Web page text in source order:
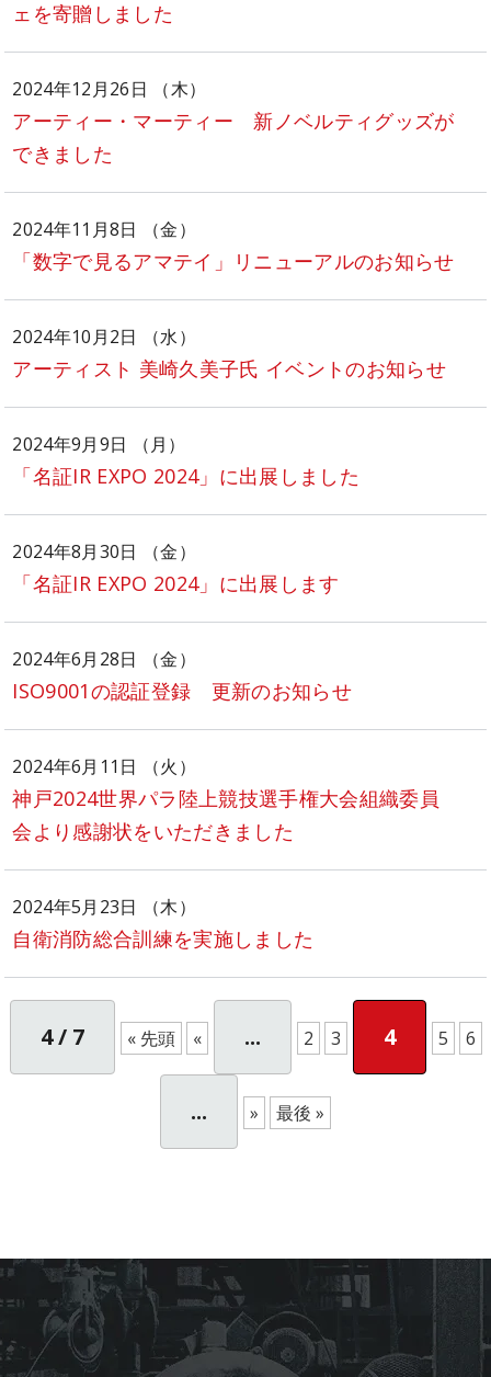
ェを寄贈しました
2024年12月26日 （木）
アーティー・マーティー 新ノベルティグッズが
できました
2024年11月8日 （金）
「数字で見るアマテイ」リニューアルのお知らせ
2024年10月2日 （水）
アーティスト 美崎久美子氏 イベントのお知らせ
2024年9月9日 （月）
「名証IR EXPO 2024」に出展しました
2024年8月30日 （金）
「名証IR EXPO 2024」に出展します
2024年6月28日 （金）
ISO9001の認証登録 更新のお知らせ
2024年6月11日 （火）
神戸2024世界パラ陸上競技選手権大会組織委員
会より感謝状をいただきました
2024年5月23日 （木）
自衛消防総合訓練を実施しました
4 / 7 « 先頭 « ... 2 3 4 5 6
... » 最後 »